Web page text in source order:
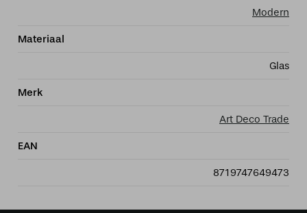
Modern
Materiaal
Glas
Merk
Art Deco Trade
EAN
8719747649473